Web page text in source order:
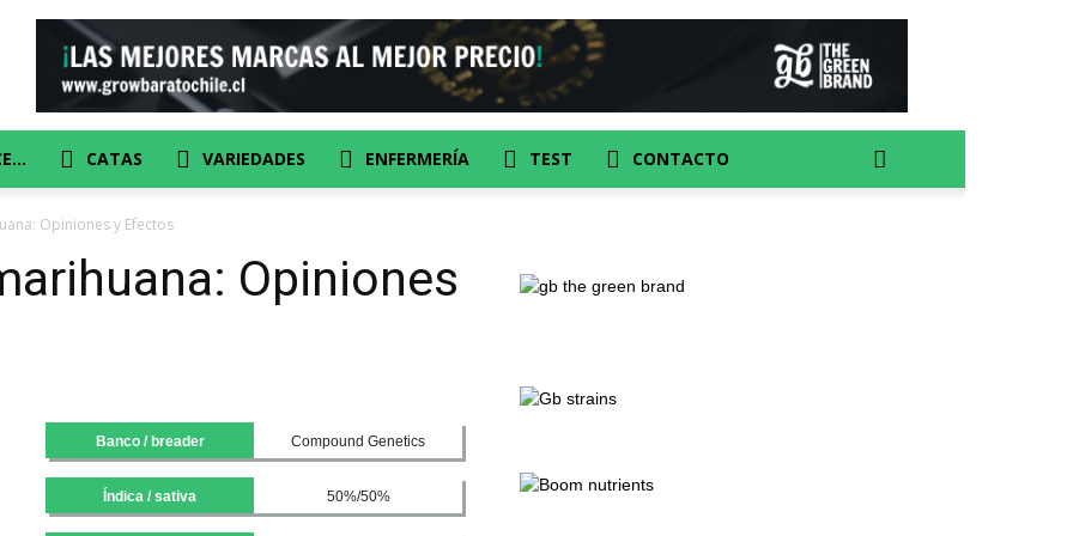
CATAS VARIEDADES ENFERMERÍA TEST CONTACTO
Opiniones y Efectos
Opiniones
Banco / breader Compound Genetics
Índica / sativa 50%/50%